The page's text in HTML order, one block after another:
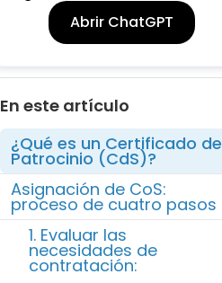
Abrir ChatGPT
En este artículo
¿Qué es un Certificado de
Patrocinio (CdS)?
Asignación de CoS:
proceso de cuatro pasos
1. Evaluar las
necesidades de
contratación: